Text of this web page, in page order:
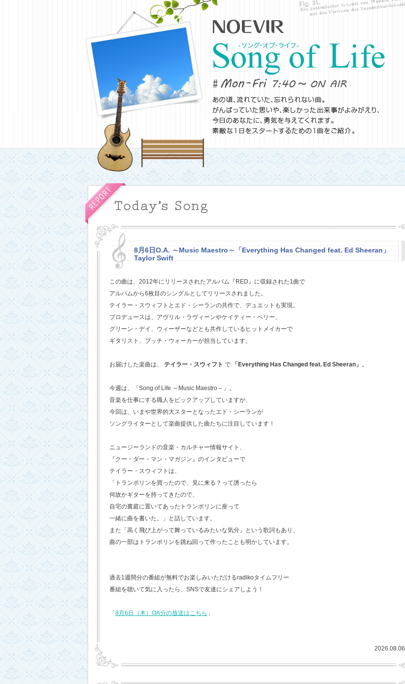
8月6日O.A. ～Music Maestro～「Everything Has Changed feat. Ed Sheeran」
Taylor Swift
この曲は、2012年にリリースされたアルバム『RED』に収録された1曲で
アルバムから6枚目のシングルとしてリリースされました。
テイラー・スウィフトとエド・シーランの共作で、デュエットも実現。
プロデュースは、アヴリル・ラヴィーンやケイティー・ペリー、
グリーン・デイ、ウィーザーなどとも共作しているヒットメイカーで
ギタリスト、ブッチ・ウォーカーが担当しています。
お届けした楽曲は、 テイラー・スウィフト で 「Everything Has Changed feat. Ed Sheeran」 。
今週は、「Song of Life ～Music Maestro～」。
音楽を仕事にする職人をピックアップしていますが、
今回は、いまや世界的大スターとなったエド・シーランが
ソングライターとして楽曲提供した曲たちに注目しています！
ニュージーランドの音楽・カルチャー情報サイト、
『クー・ダー・マン・マガジン』のインタビューで
テイラー・スウィフトは、
「トランポリンを買ったので、見に来る？って誘ったら
何故かギターを持ってきたので、
自宅の裏庭に置いてあったトランポリンに座って
一緒に曲を書いた。」と話しています。
また「高く飛び上がって舞っているみたいな気分」という歌詞もあり、
曲の一部はトランポリンを跳ね回って作ったことも明かしています。
過去1週間分の番組が無料でお楽しみいただけるradikoタイムフリー
番組を聴いて気に入ったら、SNSで友達にシェアしよう！
「 8月6日（木）OA分の放送はこちら 」
2026.08.06